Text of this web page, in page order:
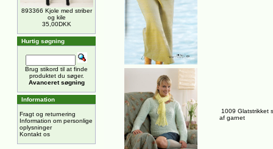
893366 Kjole med striber
og kile
35,00DKK
Hurtig søgning
Brug stikord til at finde
produktet du søger.
Avanceret søgning
Information
Fragt og returnering
Information om personlige
oplysninger
Kontakt os
1009 Glatstrikket
af garnet